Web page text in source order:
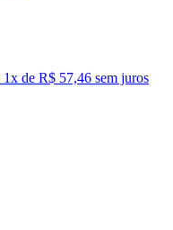
1x de R$ 57,46 sem juros